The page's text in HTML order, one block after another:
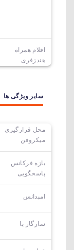
اقلام همراه
هندزفری
سایر ویژگی ها
محل قرارگیری
میکروفن
بازه فرکانس
پاسخگویی
امپدانس
سازگار با